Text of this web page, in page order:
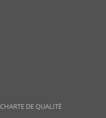
CHARTE DE QUALITÉ